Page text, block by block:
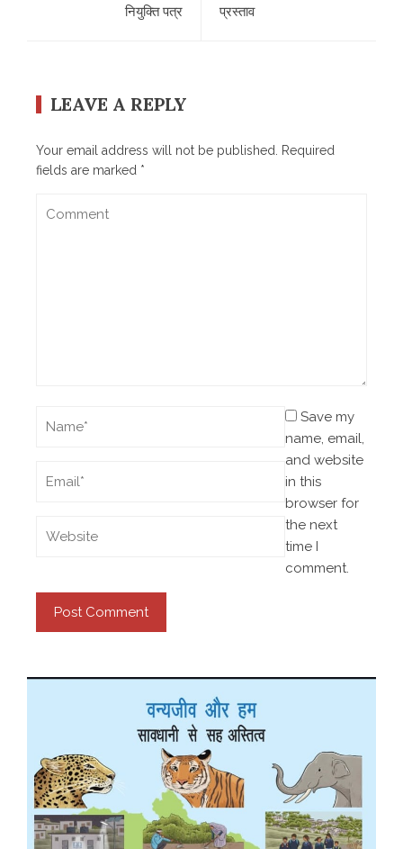
नियुक्ति पत्र
प्रस्ताव
LEAVE A REPLY
Your email address will not be published.
Required
fields are marked *
Save my
name, email,
and website
in this
browser for
the next
time I
comment.